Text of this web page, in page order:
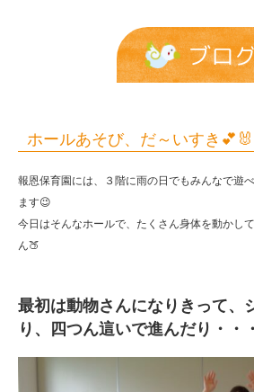
|
報
恩
育
園
ブロ
ホールあそび、だ～いすき
報恩保育園には、３階に雨の日でもみんなで遊
ます😉
今日はそんなホールで、たくさん身体を動かし
ん🍑
最初は動物さんになりきって、
り、四つん這いで進んだり・・